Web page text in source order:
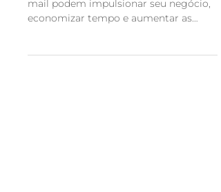
Descubra como automatizações de e-